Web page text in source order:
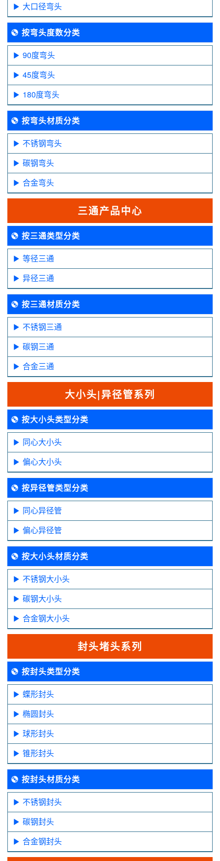
大口径弯头
按弯头度数分类
90度弯头
45度弯头
180度弯头
按弯头材质分类
不锈钢弯头
碳钢弯头
合金弯头
三通产品中心
按三通类型分类
等径三通
异径三通
按三通材质分类
不锈钢三通
碳钢三通
合金三通
大小头|异径管系列
按大小头类型分类
同心大小头
偏心大小头
按异径管类型分类
同心异径管
偏心异径管
按大小头材质分类
不锈钢大小头
碳钢大小头
合金钢大小头
封头堵头系列
按封头类型分类
蝶形封头
椭圆封头
球形封头
锥形封头
按封头材质分类
不锈钢封头
碳钢封头
合金钢封头